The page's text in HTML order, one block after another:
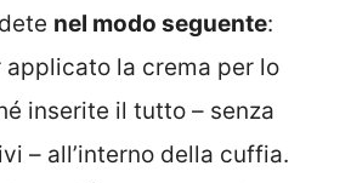
nel modo seguente:
la crema per lo
inserite il tutto – senza
– all’interno della cuffia.